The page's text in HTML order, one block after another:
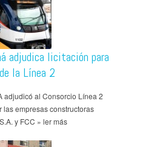
adjudica licitación para
la Línea 2
adjudicó al Consorcio Línea 2
las empresas constructoras
y FCC » ler más